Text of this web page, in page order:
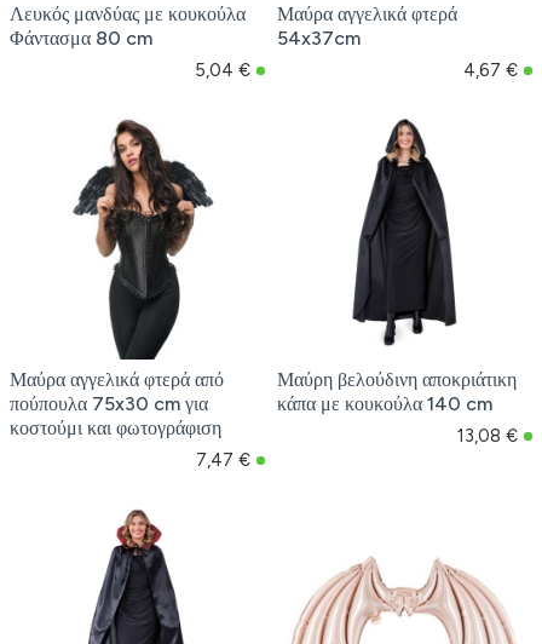
Λευκός μανδύας με κουκούλα
Φάντασμα 80 cm
5,04 €
Μαύρα αγγελικά φτερά
54x37cm
4,67 €
Μαύρα αγγελικά φτερά από
πούπουλα 75x30 cm για
κοστούμι και φωτογράφιση
7,47 €
Μαύρη βελούδινη αποκριάτικη
κάπα με κουκούλα 140 cm
13,08 €